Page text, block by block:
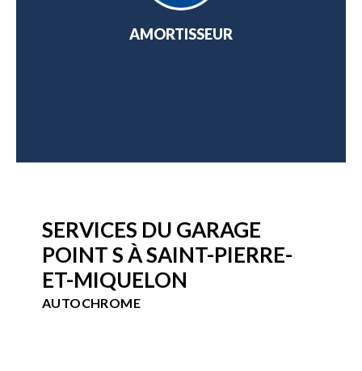
AMORTISSEUR
SERVICES DU GARAGE
POINT S À SAINT-PIERRE-
ET-MIQUELON
AUTOCHROME